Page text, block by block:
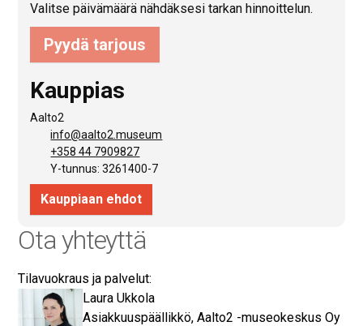
Ota yhteyttä
Tilavuokraus ja palvelut:
Laura Ukkola
Asiakkuuspäällikkö, Aalto2 -museokeskus Oy